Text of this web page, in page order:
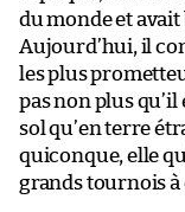
du monde et avait
Aujourd’hui, il
les plus
pas non plus qu’il
sol qu’en terre
quiconque, elle
grands tournois à